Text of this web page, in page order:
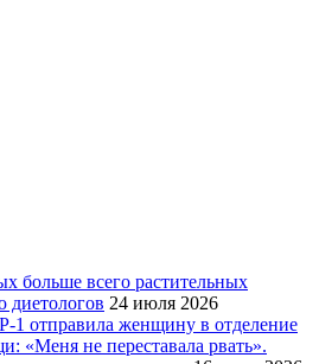
больше всего растительных
диетологов 24 июля 2026
1 отправила женщину в отделение
«Меня не переставала рвать».